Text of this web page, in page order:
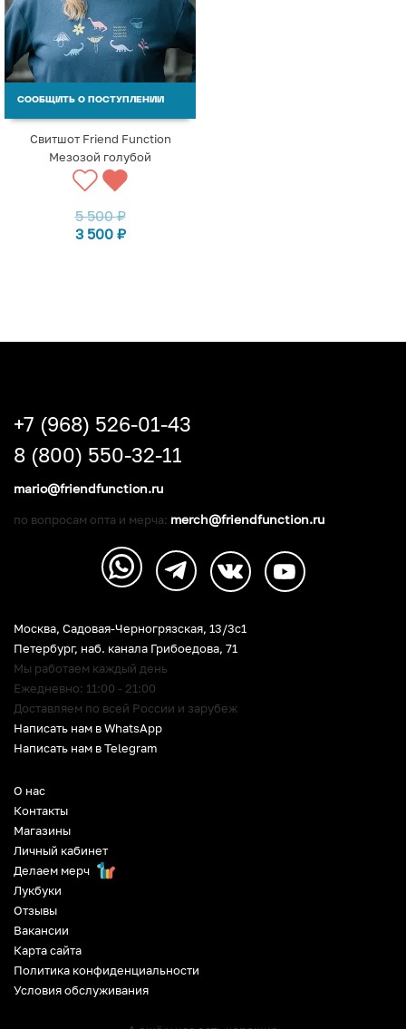
СООБЩИТЬ О ПОСТУПЛЕНИИ
Свитшот Friend Function
Мезозой голубой
5 500₽
3 500 ₽
О нас
Контакты
Магазины
Личный кабинет
Делаем мерч
Лукбуки
Отзывы
Вакансии
Карта сайта
Политика конфиденциальности
Условия обслуживания
Москва, Садовая-Черногрязская, 13/3c1
Петербург, наб. канала Грибоедова, 71
Мы работаем каждый день
Ежедневно: 11:00 - 21:00
Доставляем по всей России и зарубеж
Написать нам в WhatsApp
Написать нам в Telegram
+7 (968) 526-01-43
8 (800) 550-32-11
mario@friendfunction.ru
по вопросам опта и мерча: merch@friendfunction.ru